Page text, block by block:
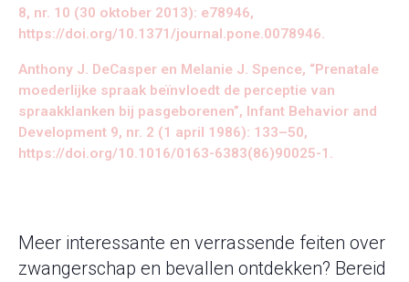
8, nr. 10 (30 oktober 2013): e78946,
https://doi.org/10.1371/journal.pone.0078946.
Anthony J. DeCasper en Melanie J. Spence, “Prenatale
moederlijke spraak beïnvloedt de perceptie van
spraakklanken bij pasgeborenen”, Infant Behavior and
Development 9, nr. 2 (1 april 1986): 133–50,
https://doi.org/10.1016/0163-6383(86)90025-1.
Meer interessante en verrassende feiten over
zwangerschap en bevallen ontdekken? Bereid